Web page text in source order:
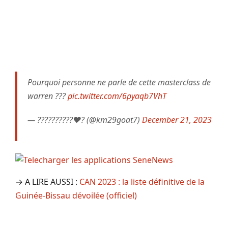
Pourquoi personne ne parle de cette masterclass de
warren ???pic.twitter.com/6pyaqb7VhT
— ??????????❤️? (@km29goat7) December 21, 2023
→ A LIRE AUSSI : CAN 2023 : la liste définitive de la
Guinée-Bissau dévoilée (officiel)